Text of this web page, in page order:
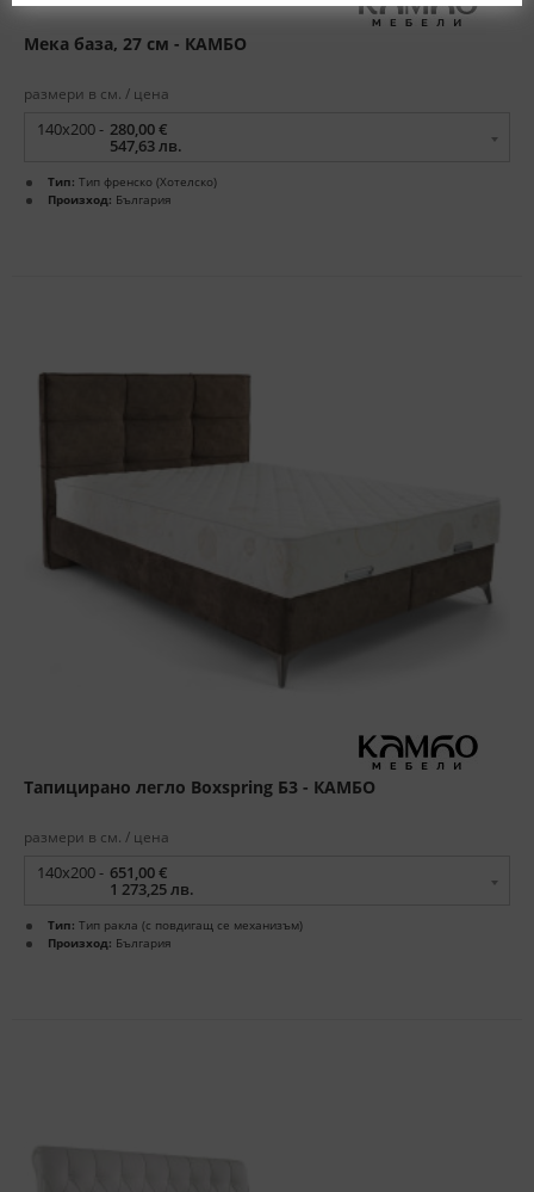
Мека база, 27 см - КАМБО
размери в см. / цена
140x200 - 280,00 €
547,63 лв.
Тип: Тип френско (Хотелско)
Произход: България
Тапицирано легло Boxspring Б3 - КАМБО
размери в см. / цена
140x200 - 651,00 €
1 273,25 лв.
Тип: Тип ракла (с повдигащ се механизъм)
Произход: България